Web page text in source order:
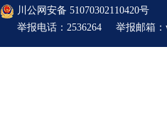
川公网安备 51070302110420号
举报电话：2536264 举报邮箱：